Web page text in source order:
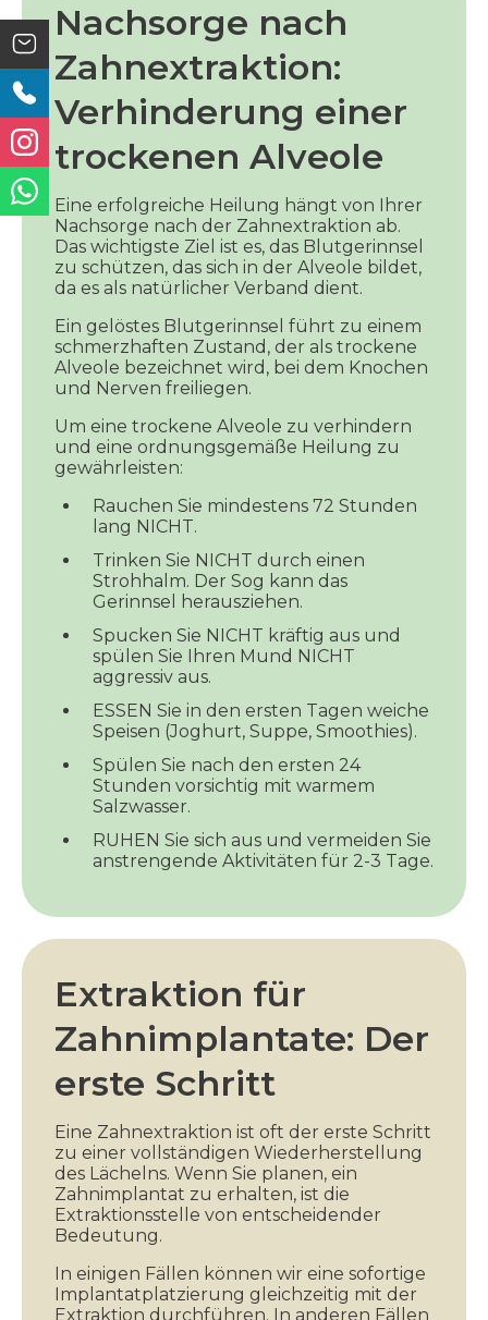
Nachsorge nach
Zahnextraktion:
Verhinderung einer
trockenen Alveole
Eine erfolgreiche Heilung hängt von Ihrer
Nachsorge nach der Zahnextraktion ab.
Das wichtigste Ziel ist es, das Blutgerinnsel
zu schützen, das sich in der Alveole bildet,
da es als natürlicher Verband dient.
Ein gelöstes Blutgerinnsel führt zu einem
schmerzhaften Zustand, der als trockene
Alveole bezeichnet wird, bei dem Knochen
und Nerven freiliegen.
Um eine trockene Alveole zu verhindern
und eine ordnungsgemäße Heilung zu
gewährleisten:
Rauchen Sie mindestens 72 Stunden
lang NICHT.
Trinken Sie NICHT durch einen
Strohhalm. Der Sog kann das
Gerinnsel herausziehen.
Spucken Sie NICHT kräftig aus und
spülen Sie Ihren Mund NICHT
aggressiv aus.
ESSEN Sie in den ersten Tagen weiche
Speisen (Joghurt, Suppe, Smoothies).
Spülen Sie nach den ersten 24
Stunden vorsichtig mit warmem
Salzwasser.
RUHEN Sie sich aus und vermeiden Sie
anstrengende Aktivitäten für 2-3 Tage.
Extraktion für
Zahnimplantate: Der
erste Schritt
Eine Zahnextraktion ist oft der erste Schritt
zu einer vollständigen Wiederherstellung
des Lächelns. Wenn Sie planen, ein
Zahnimplantat zu erhalten, ist die
Extraktionsstelle von entscheidender
Bedeutung.
In einigen Fällen können wir eine sofortige
Implantatplatzierung gleichzeitig mit der
Extraktion durchführen. In anderen Fällen